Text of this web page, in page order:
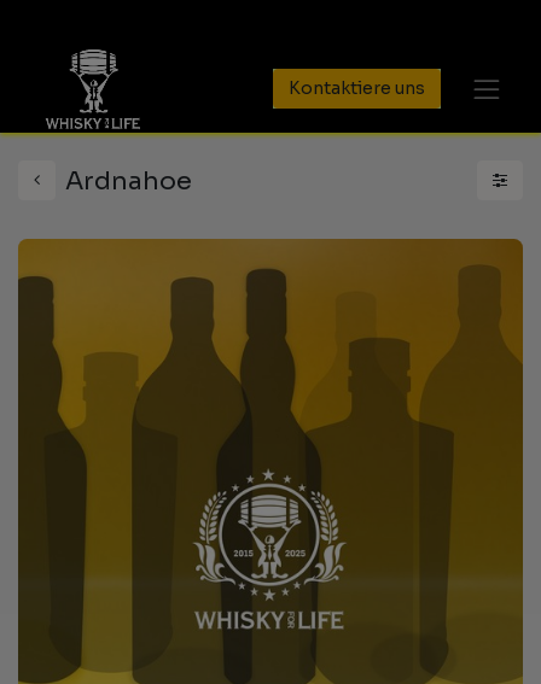
Kontaktiere uns
Ardnahoe